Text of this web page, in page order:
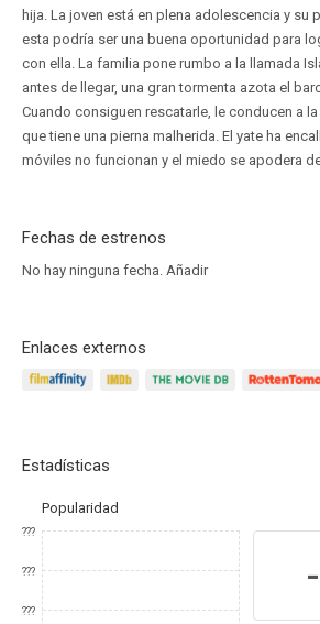
hija. La joven está en plena adolescencia y su
esta podría ser una buena oportunidad para
con ella. La familia pone rumbo a la llamada
antes de llegar, una gran tormenta azota el
Cuando consiguen rescatarle, le conducen a
que tiene una pierna malherida. El yate ha
móviles no funcionan y el miedo se apodera
Fechas de estrenos
No hay ninguna fecha. Añadir
Enlaces externos
Estadísticas
Popularidad
???
???
???